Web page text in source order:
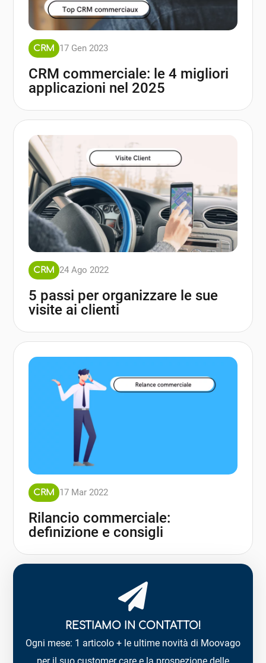
CRM 17 Gen 2023
CRM commerciale: le 4 migliori
applicazioni nel 2025
CRM 24 Ago 2022
5 passi per organizzare le sue
visite ai clienti
CRM 17 Mar 2022
Rilancio commerciale:
definizione e consigli
RESTIAMO IN CONTATTO!
Ogni mese: 1 articolo + le ultime novità di Moovago